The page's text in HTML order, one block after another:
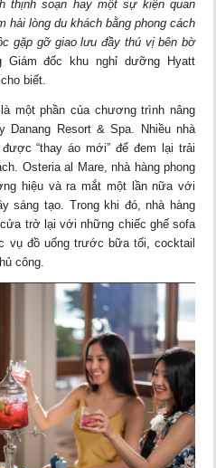
thịnh soạn hay một sự kiện quan
hài lòng du khách bằng phong cách
gặp gỡ giao lưu đầy thú vị bên bờ
Giám đốc khu nghỉ dưỡng Hyatt
biết.
một phần của chương trình nâng
Danang Resort & Spa. Nhiều nhà
“thay áo mới” để đem lại trải
Osteria al Mare, nhà hàng phong
hiệu và ra mắt một lần nữa với
sáng tạo. Trong khi đó, nhà hàng
trở lại với những chiếc ghế sofa
vụ đồ uống trước bữa tối, cocktail
công.